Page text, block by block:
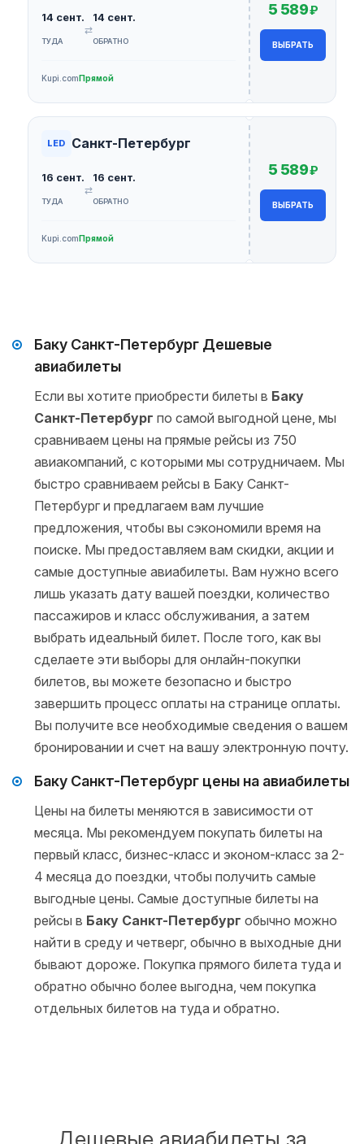
14 сент.
ТУДА
⇄
14 сент.
ОБРАТНО
Kupi.comПрямой
5 589₽
ВЫБРАТЬ
LED Санкт-Петербург
16 сент.
ТУДА
⇄
16 сент.
ОБРАТНО
Kupi.comПрямой
5 589₽
ВЫБРАТЬ
Баку Санкт-Петербург Дешевые
авиабилеты
Если вы хотите приобрести билеты в Баку
Санкт-Петербург по самой выгодной цене, мы
сравниваем цены на прямые рейсы из 750
авиакомпаний, с которыми мы сотрудничаем. Мы
быстро сравниваем рейсы в Баку Санкт-
Петербург и предлагаем вам лучшие
предложения, чтобы вы сэкономили время на
поиске. Мы предоставляем вам скидки, акции и
самые доступные авиабилеты. Вам нужно всего
лишь указать дату вашей поездки, количество
пассажиров и класс обслуживания, а затем
выбрать идеальный билет. После того, как вы
сделаете эти выборы для онлайн-покупки
билетов, вы можете безопасно и быстро
завершить процесс оплаты на странице оплаты.
Вы получите все необходимые сведения о вашем
бронировании и счет на вашу электронную почту.
Баку Санкт-Петербург цены на авиабилеты
Цены на билеты меняются в зависимости от
месяца. Мы рекомендуем покупать билеты на
первый класс, бизнес-класс и эконом-класс за 2-
4 месяца до поездки, чтобы получить самые
выгодные цены. Самые доступные билеты на
рейсы в Баку Санкт-Петербург обычно можно
найти в среду и четверг, обычно в выходные дни
бывают дороже. Покупка прямого билета туда и
обратно обычно более выгодна, чем покупка
отдельных билетов на туда и обратно.
Дешевые авиабилеты за